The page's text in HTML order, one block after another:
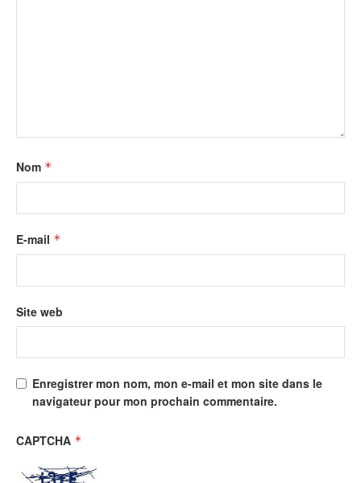
Nom *
E-mail *
Site web
Enregistrer mon nom, mon e-mail et mon site dans le
navigateur pour mon prochain commentaire.
CAPTCHA *